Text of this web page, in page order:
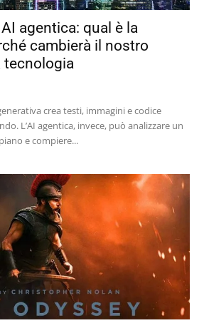
agentica: qual è la
cambierà il nostro
tecnologia
crea testi, immagini e codice
L’AI agentica, invece, può analizzare un
e compiere...